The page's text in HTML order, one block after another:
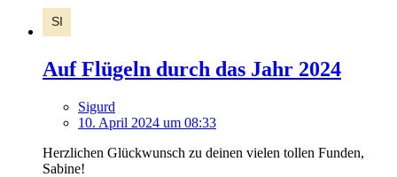
Auf Flügeln durch das Jahr 2024
Sigurd
10. April 2024 um 08:33
Herzlichen Glückwunsch zu deinen vielen tollen Funden,
Sabine!